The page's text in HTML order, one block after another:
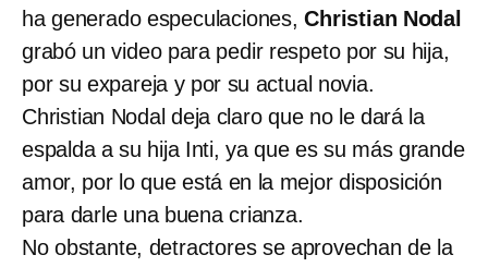
ha generado especulaciones,Christian Nodal
grabó un video para pedir respeto por su hija,
por su expareja y por su actual novia.
Christian Nodal deja claro que no le dará la
espalda a su hija Inti, ya que es su más grande
amor, por lo que está en la mejor disposición
para darle una buena crianza.
No obstante, detractores se aprovechan de la